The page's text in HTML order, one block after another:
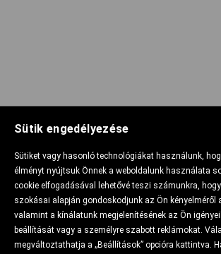
Sütik engedélyezése
Sütiket vagy hasonló technológiákat használunk,
élményt nyújtsuk Önnek a weboldalunk használata
cookie elfogadásával lehetővé teszi számunkra,
szokásai alapján gondoskodjunk az Ön kényelméről
valamint a kínálatunk megjelenítésének az Ön
beállítását vagy a személyre szabott reklámokat.
megváltoztathatja a „Beállítások” opcióra kattintva.